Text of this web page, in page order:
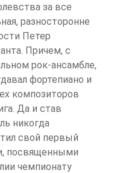
за все
разносторонне
Петер
Причем, с
рок-ансамбле,
фортепиано и
композиторов
Да и став
никогда
свой первый
посвященными
чемпионату